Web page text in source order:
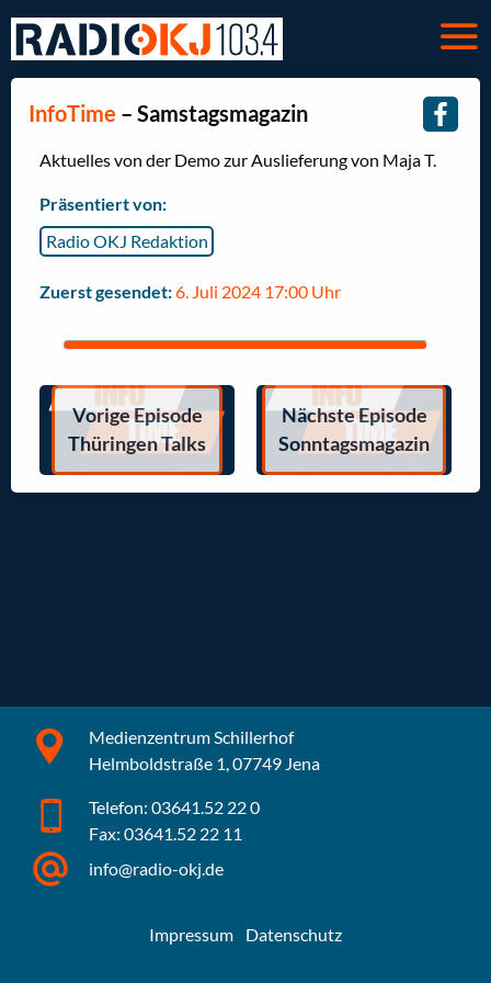
InfoTime – Samstagsmagazin
Aktuelles von der Demo zur Auslieferung von Maja T.
Präsentiert von:
Radio OKJ Redaktion
Zuerst gesendet:6. Juli 2024 17:00 Uhr
Vorige Episode
Thüringen Talks
Nächste Episode
Sonntagsmagazin
Medienzentrum Schillerhof
Helmboldstraße 1, 07749 Jena
Telefon: 03641.52 22 0
Fax: 03641.52 22 11
info@radio-okj.de
Impressum Datenschutz